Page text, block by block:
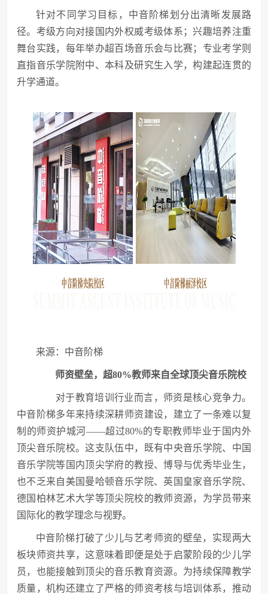
针对不同学习目标，中音阶梯划分出清晰发展路
径。考级方向对接国内外权威考级体系；兴趣培养注重
舞台实践，每年举办超百场音乐会与比赛；专业考学则
直指音乐学院附中、本科及研究生入学，构建起连贯的
升学通道。
来源：中音阶梯
师资壁垒，超80%教师来自全球顶尖音乐院校
对于教育培训行业而言，师资是核心竞争力。
中音阶梯多年来持续深耕师资建设，建立了一条难以复
制的师资护城河——超过80%的专职教师毕业于国内外
顶尖音乐院校。这支队伍中，既有中央音乐学院、中国
音乐学院等国内顶尖学府的教授、博导与优秀毕业生，
也不乏来自美国曼哈顿音乐学院、英国皇家音乐学院、
德国柏林艺术大学等顶尖院校的教师资源，为学员带来
国际化的教学理念与视野。
中音阶梯打破了少儿与艺考师资的壁垒，实现两大
板块师资共享，这意味着即便是处于启蒙阶段的少儿学
员，也能接触到顶尖的音乐教育资源。为持续保障教学
质量，机构还建立了严格的师资考核与培训体系，推动